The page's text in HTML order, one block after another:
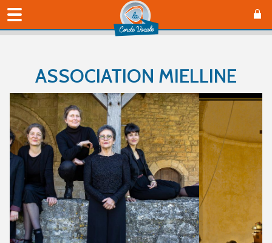
ASSOCIATION MIELLINE